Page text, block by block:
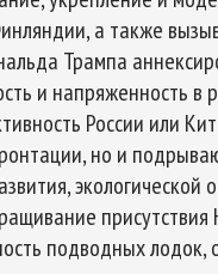
а также
Трампа
и напряженность в
России или
но и
экологической
подводных лодок,